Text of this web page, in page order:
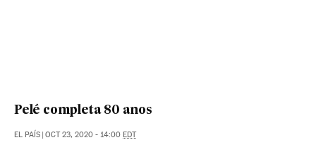
Pelé completa 80 anos
EL PAÍS OCT 23, 2020 - 14:00 EDT